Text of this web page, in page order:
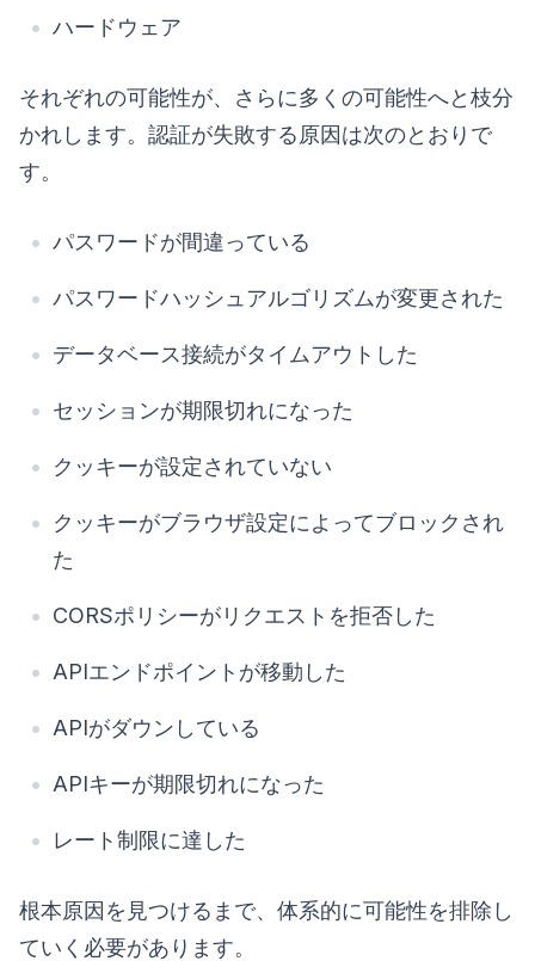
ハードウェア
それぞれの可能性が、さらに多くの可能性へと枝分
かれします。認証が失敗する原因は次のとおりで
す。
パスワードが間違っている
パスワードハッシュアルゴリズムが変更された
データベース接続がタイムアウトした
セッションが期限切れになった
クッキーが設定されていない
クッキーがブラウザ設定によってブロックされ
た
CORSポリシーがリクエストを拒否した
APIエンドポイントが移動した
APIがダウンしている
APIキーが期限切れになった
レート制限に達した
根本原因を見つけるまで、体系的に可能性を排除し
ていく必要があります。